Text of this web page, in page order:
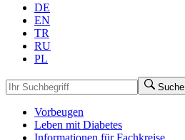
DE
EN
TR
RU
PL
Suche
Vorbeugen
Leben mit Diabetes
Informationen für Fachkreise